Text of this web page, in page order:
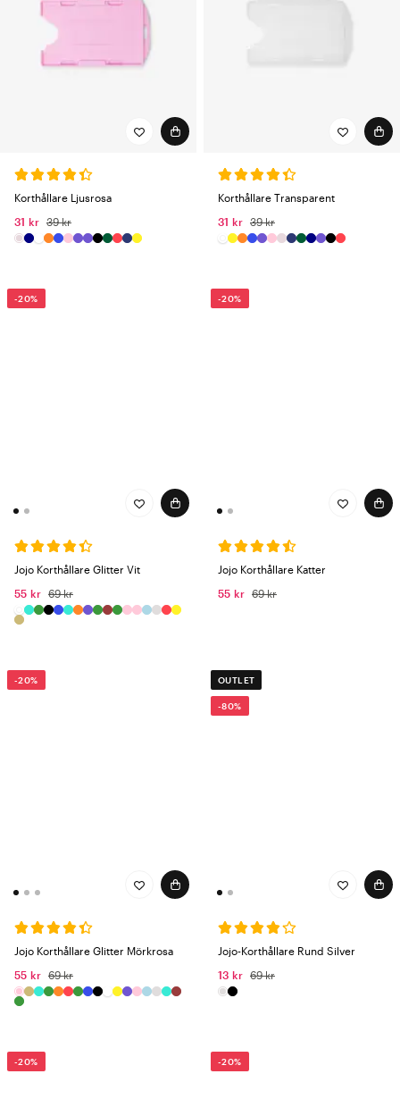
Korthållare Ljusrosa
31 kr 39 kr
Korthållare Transparent
31 kr 39 kr
-20%
Jojo Korthållare Glitter Vit
55 kr 69 kr
-20%
Jojo Korthållare Katter
55 kr 69 kr
-20%
Jojo Korthållare Glitter Mörkrosa
55 kr 69 kr
OUTLET
-80%
Jojo-Korthållare Rund Silver
13 kr 69 kr
-20% -20%